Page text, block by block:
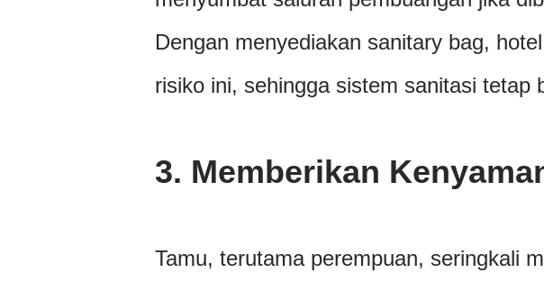
Dengan menyediakan sanitary bag,
risiko ini, sehingga sistem sanitasi tetap
3. Memberikan
Tamu, terutama perempuan, seringkali